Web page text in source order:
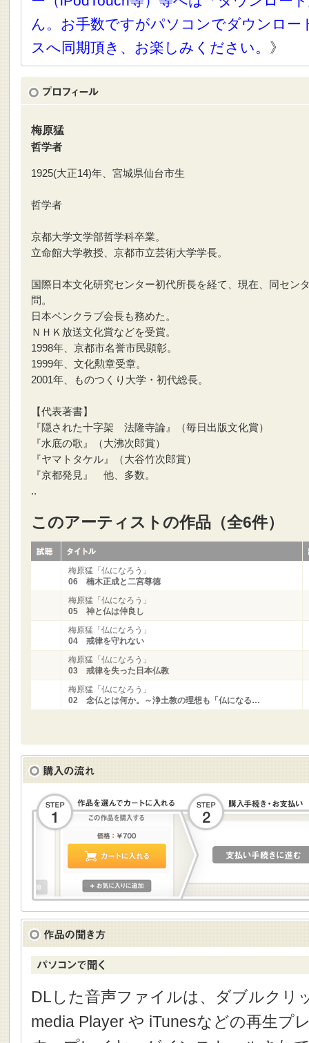
ん。お手数ですがパソコンでダウンロー
スへ同期頂き、お楽しみください。 》
梅原猛
哲学者
1925(大正14)年、宮城県仙台市生
哲学者
京都大学文学部哲学科卒業。
立命館大学教授、京都市立芸術大学学長。
国際日本文化研究センター初代所長を経て、現在、同セン
問。
日本ペンクラブ会長も務めた。
ＮＨＫ放送文化賞などを受賞。
1998年、京都市名誉市民顕彰。
1999年、文化勲章受章。
2001年、ものつくり大学・初代総長。
【代表著書】
『隠された十字架 法隆寺論』（毎日出版文化賞）
『水底の歌』（大沸次郎賞）
『ヤマトタケル』（大谷竹次郎賞）
『京都発見』 他、多数。
..
このアーティストの作品（全6件）
梅原猛「仏になろう」
06 楠木正成と二宮尊徳
梅原猛「仏になろう」
05 神と仏は仲良し
梅原猛「仏になろう」
04 戒律を守れない
梅原猛「仏になろう」
03 戒律を失った日本仏教
梅原猛「仏になろう」
02 念仏とは何か。～浄土教の理想も「仏になる…
DLした音声ファイルは、ダブルクリ
media Player や iTunesなどの再生プ